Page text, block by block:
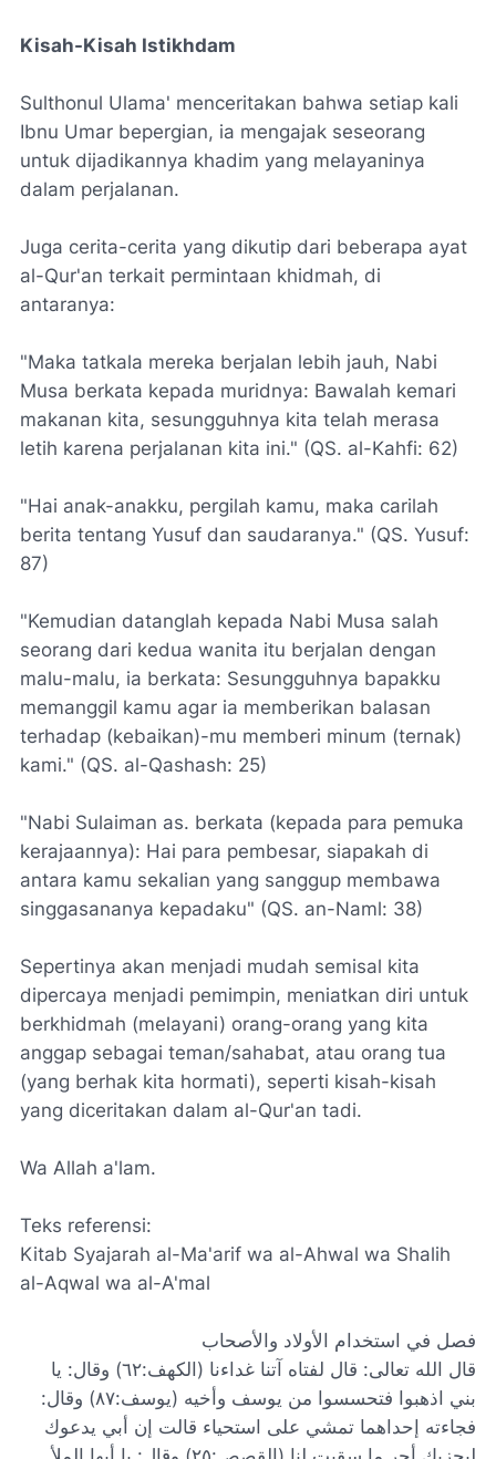
Kisah-Kisah Istikhdam
Sulthonul Ulama' menceritakan bahwa setiap kali
Ibnu Umar bepergian, ia mengajak seseorang
untuk dijadikannya khadim yang melayaninya
dalam perjalanan.
Juga cerita-cerita yang dikutip dari beberapa ayat
al-Qur'an terkait permintaan khidmah, di
antaranya:
"Maka tatkala mereka berjalan lebih jauh, Nabi
Musa berkata kepada muridnya: Bawalah kemari
makanan kita, sesungguhnya kita telah merasa
letih karena perjalanan kita ini." (QS. al-Kahfi: 62)
"Hai anak-anakku, pergilah kamu, maka carilah
berita tentang Yusuf dan saudaranya." (QS. Yusuf:
87)
"Kemudian datanglah kepada Nabi Musa salah
seorang dari kedua wanita itu berjalan dengan
malu-malu, ia berkata: Sesungguhnya bapakku
memanggil kamu agar ia memberikan balasan
terhadap (kebaikan)-mu memberi minum (ternak)
kami." (QS. al-Qashash: 25)
"Nabi Sulaiman as. berkata (kepada para pemuka
kerajaannya): Hai para pembesar, siapakah di
antara kamu sekalian yang sanggup membawa
singgasananya kepadaku" (QS. an-Naml: 38)
Sepertinya akan menjadi mudah semisal kita
dipercaya menjadi pemimpin, meniatkan diri untuk
berkhidmah (melayani) orang-orang yang kita
anggap sebagai teman/sahabat, atau orang tua
(yang berhak kita hormati), seperti kisah-kisah
yang diceritakan dalam al-Qur'an tadi.
Wa Allah a'lam.
Teks referensi:
Kitab Syajarah al-Ma'arif wa al-Ahwal wa Shalih
al-Aqwal wa al-A'mal
فصل في استخدام الأولاد والأصحاب
قال الله تعالى: قال لفتاه آتنا غداءنا (الكهف:٦٢) وقال: يا
بني اذهبوا فتحسسوا من يوسف وأخيه (يوسف:٨٧) وقال:
فجاءته إحداهما تمشي على استحياء قالت إن أبي يدعوك